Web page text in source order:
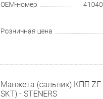
OEM-номер
Розничная цена
Манжета (сальник) КПП
SKT) - STENERS